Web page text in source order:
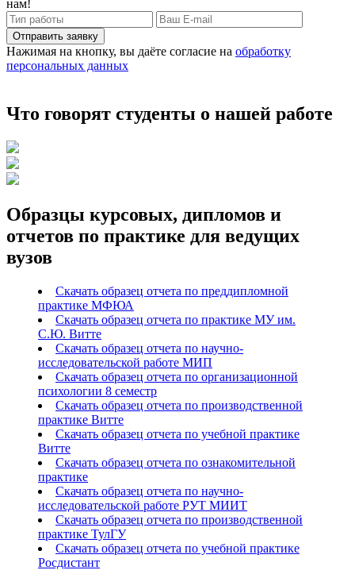
нам!
Отправить заявку
Нажимая на кнопку, вы даёте согласие на обработку
персональных данных
Что говорят студенты о нашей работе
Образцы курсовых, дипломов и
отчетов по практике для ведущих
вузов
Скачать образец отчета по преддипломной
практике МФЮА
Скачать образец отчета по практике МУ им.
С.Ю. Витте
Скачать образец отчета по научно-
исследовательской работе МИП
Скачать образец отчета по организационной
психологии 8 семестр
Скачать образец отчета по производственной
практике Витте
Скачать образец отчета по учебной практике
Витте
Скачать образец отчета по ознакомительной
практике
Скачать образец отчета по научно-
исследовательской работе РУТ МИИТ
Скачать образец отчета по производственной
практике ТулГУ
Скачать образец отчета по учебной практике
Росдистант